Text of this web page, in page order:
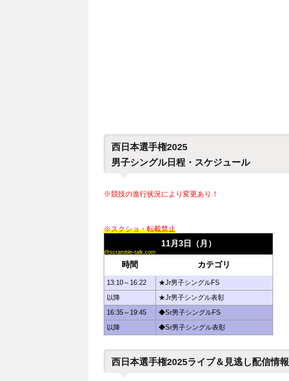
西日本選手権2025
男子シングル日程・スケジュール
※競技の進行状況により変更あり！
※スクショ・転載禁止
@scramble-talk.com
11月3日（月）
時間 カテゴリ
13:10～16:22
★Jr男子シングルFS
以降
★Jr男子シングル表彰
16:35～19:45
◆Sr男子シングルFS
以降
◆Sr男子シングル表彰
西日本選手権2025ライブ＆見逃し配信情報